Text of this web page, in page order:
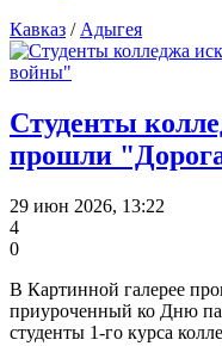
Кавказ / Адыгея
Студенты
прошли
29 июн 2026, 13:22
4
0
В Картинной галерее
приуроченный ко Дню
студенты 1-го курса